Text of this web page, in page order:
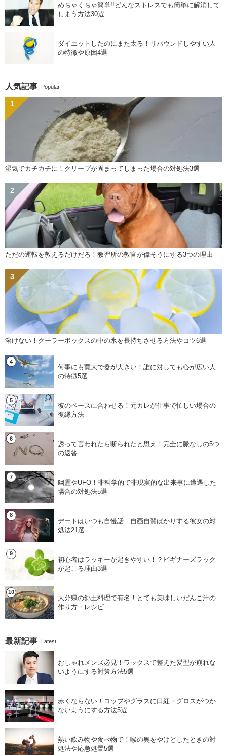
めちゃくちゃ簡単!!どんなストレスでも簡単に解消して
しまう方法30選
ダイエットしたのにまた太る！リバウンドしやすい人
の特徴や原因4選
人気記事 Popular
湿気でカチカチに！クリープが固まってしまった場合の対処法3選
ただの運転を教えるだけだろ！教習所の教官が偉そうにする3つの理由
溶けない！クーラーボックスの中の氷を長持ちさせる方法やコツ6選
何事にも寛大で器が大きい！誰に対しても心が広い人
の特徴5選
彼のペースに合わせる！元カレが仕事で忙しい場合の
復縁方法
誘って言われたら断られたと思え！完全に脈なしの5つ
の返答
幽霊やUFO！非科学的で非現実的な出来事に遭遇した
場合の対処法5選
デートはいつも自慢話…自画自賛ばかりする彼女の対
処法21選
初心者はラッキーが起きやすい！？ビギナーズラック
が起こる理由3選
大分県の郷土料理で有名！とても美味しいだんご汁の
作り方・レシピ
最新記事 Latest
おしゃれメンズ必見！ワックスで整えた髪型が崩れな
いようにする対策方法5選
赤くならない！コップやグラスに口紅・グロスがつか
ないようにする方法5選
熱い飲み物や食べ物で！喉の奥をやけどしたときの対
処法や応急処置5選